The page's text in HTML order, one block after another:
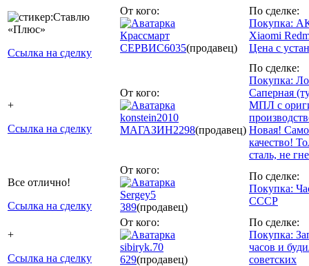
Ссылка на сделку
От кого:
Крассмарт
СЕРВИС6035(продавец)
По сделке:
Покупка:
Xiaomi
Цена с
+
Ссылка на сделку
От кого:
konstein2010
МАГАЗИН2298(продавец)
По сделке:
Покупка:
Саперная
МПЛ с
Новая!
качество!
сталь, не
Все отлично!
Ссылка на сделку
От кого:
Sergey5
389(продавец)
По сделке:
Покупка:
СССР
+
Ссылка на сделку
От кого:
sibiryk.70
629(продавец)
По сделке:
Покупка:
часов и
советских